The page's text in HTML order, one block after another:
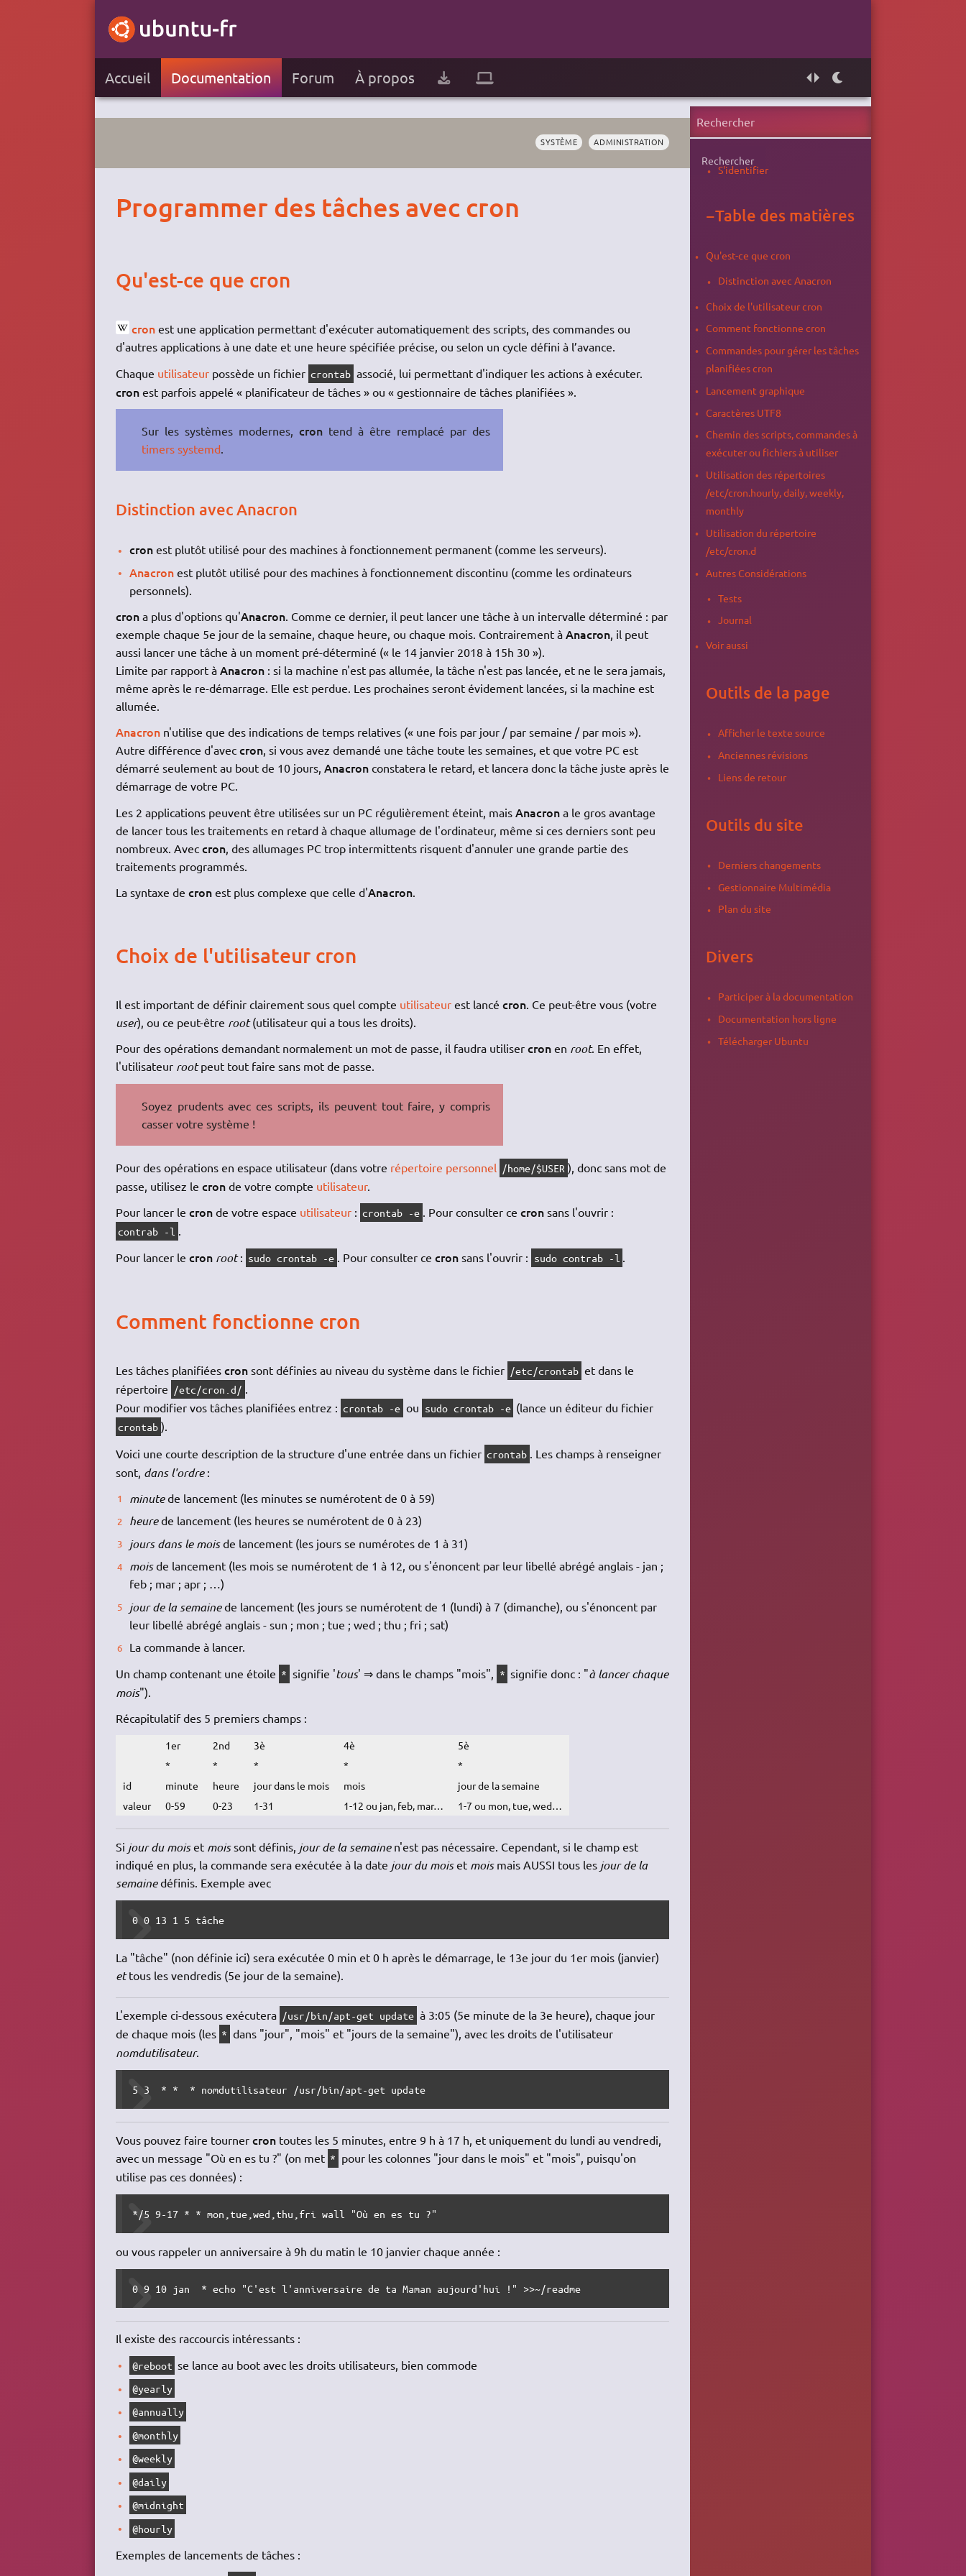
Accueil Documentation Forum À propos
SYSTÈME ADMINISTRATION
Programmer des tâches avec cron
Qu'est-ce que cron
cron est une application permettant d'exécuter automatiquement des scripts, des commandes ou
d'autres applications à une date et une heure spécifiée précise, ou selon un cycle défini à l’avance.
Chaque utilisateurpossède un fichier crontab associé, lui permettant d'indiquer les actions à exécuter.
cronest parfois appelé « planificateur de tâches » ou « gestionnaire de tâches planifiées ».
Sur les systèmes modernes, crontend à être remplacé par des
timers systemd.
Distinction avec Anacron
cron est plutôt utilisé pour des machines à fonctionnement permanent (comme les serveurs).
Anacron est plutôt utilisé pour des machines à fonctionnement discontinu (comme les ordinateurs
personnels).
crona plus d'options qu'Anacron. Comme ce dernier, il peut lancer une tâche à un intervalle déterminé : par
exemple chaque 5e jour de la semaine, chaque heure, ou chaque mois. Contrairement à Anacron, il peut
aussi lancer une tâche à un moment pré-déterminé (« le 14 janvier 2018 à 15h 30 »).
Limite par rapport à Anacron: si la machine n'est pas allumée, la tâche n'est pas lancée, et ne le sera jamais,
même après le re-démarrage. Elle est perdue. Les prochaines seront évidement lancées, si la machine est
allumée.
Anacronn'utilise que des indications de temps relatives (« une fois par jour / par semaine / par mois »).
Autre différence d'avec cron, si vous avez demandé une tâche toute les semaines, et que votre PC est
démarré seulement au bout de 10 jours, Anacronconstatera le retard, et lancera donc la tâche juste après le
démarrage de votre PC.
Les 2 applications peuvent être utilisées sur un PC régulièrement éteint, mais Anacrona le gros avantage
de lancer tous les traitements en retard à chaque allumage de l'ordinateur, même si ces derniers sont peu
nombreux. Avec cron, des allumages PC trop intermittents risquent d'annuler une grande partie des
traitements programmés.
La syntaxe de cronest plus complexe que celle d'Anacron.
Choix de l'utilisateur cron
Il est important de définir clairement sous quel compte utilisateurest lancé cron. Ce peut-être vous (votre
user), ou ce peut-être root(utilisateur qui a tous les droits).
Pour des opérations demandant normalement un mot de passe, il faudra utiliser cronen root. En effet,
l'utilisateur rootpeut tout faire sans mot de passe.
Soyez prudents avec ces scripts, ils peuvent tout faire, y compris
casser votre système !
Pour des opérations en espace utilisateur (dans votre répertoire personnel /home/$USER ), donc sans mot de
passe, utilisez le cronde votre compte utilisateur.
Pour lancer le cronde votre espace utilisateur: crontab -e . Pour consulter ce cronsans l'ouvrir :
contrab -l
Pour lancer le cron root: sudo crontab -e . Pour consulter ce cronsans l'ouvrir : sudo contrab -l .
Comment fonctionne cron
Les tâches planifiées cronsont définies au niveau du système dans le fichier /etc/crontab et dans le
répertoire /etc/cron.d/ .
Pour modifier vos tâches planifiées entrez : crontab -e ou sudo crontab -e (lance un éditeur du fichier
crontab ).
Voici une courte description de la structure d'une entrée dans un fichier crontab
. Les champs à renseigner
sont, dans l'ordre:
minutede lancement (les minutes se numérotent de 0 à 59)
heurede lancement (les heures se numérotent de 0 à 23)
jours dans le moisde lancement (les jours se numérotes de 1 à 31)
moisde lancement (les mois se numérotent de 1 à 12, ou s'énoncent par leur libellé abrégé anglais - jan ;
feb ; mar ; apr ; …)
jour de la semainede lancement (les jours se numérotent de 1 (lundi) à 7 (dimanche), ou s'énoncent par
leur libellé abrégé anglais - sun ; mon ; tue ; wed ; thu ; fri ; sat)
La commande à lancer.
Un champ contenant une étoile * signifie 'tous' ⇒ dans le champs "mois", * signifie donc : "à lancer chaque
mois").
Récapitulatif des 5 premiers champs :
1er 2nd 3è 4è
5è
*
* * *
*
id
minute heure jour dans le mois mois
jour de la semaine
valeur
0-59 0-23 1-31 1-12 ou jan, feb, mar… 1-7 ou mon, tue, wed…
Si jour du moiset moissont définis, jour de la semainen'est pas nécessaire. Cependant, si le champ est
indiqué en plus, la commande sera exécutée à la date jour du moiset moismais AUSSI tous les jour de la
semainedéfinis. Exemple avec
0 0 13 1 5 tâche
La "tâche" (non définie ici) sera exécutée 0 min et 0 h après le démarrage, le 13e jour du 1er mois (janvier)
ettous les vendredis (5e jour de la semaine).
L'exemple ci-dessous exécutera /usr/bin/apt-get update à 3:05 (5e minute de la 3e heure), chaque jour
de chaque mois (les * dans "jour", "mois" et "jours de la semaine"), avec les droits de l'utilisateur
nomdutilisateur.
5 3  * *  * nomdutilisateur /usr/bin/apt-get update
Vous pouvez faire tourner crontoutes les 5 minutes, entre 9 h à 17 h, et uniquement du lundi au vendredi,
avec un message "Où en es tu ?" (on met * pour les colonnes "jour dans le mois" et "mois", puisqu'on
utilise pas ces données) :
*/5 9-17 * * mon,tue,wed,thu,fri wall "Où en es tu ?"
ou vous rappeler un anniversaire à 9h du matin le 10 janvier chaque année :
0 9 10 jan  * echo "C'est l'anniversaire de ta Maman aujourd'hui !" >>~/readme
Il existe des raccourcis intéressants :
@reboot se lance au boot avec les droits utilisateurs, bien commode
@yearly
@annually
@monthly
@weekly
@daily
@midnight
@hourly
Exemples de lancements de tâches :
Rechercher
S'identifier
−Table des matières
Qu'est-ce que cron
Distinction avec Anacron
Choix de l'utilisateur cron
Comment fonctionne cron
Commandes pour gérer les tâches
planifiées cron
Lancement graphique
Caractères UTF8
Chemin des scripts, commandes à
exécuter ou fichiers à utiliser
Utilisation des répertoires
/etc/cron.hourly, daily, weekly,
monthly
Utilisation du répertoire
/etc/cron.d
Autres Considérations
Tests
Journal
Voir aussi
Outils de la page
Afficher le texte source
Anciennes révisions
Liens de retour
Outils du site
Derniers changements
Gestionnaire Multimédia
Plan du site
Divers
Participer à la documentation
Documentation hors ligne
Télécharger Ubuntu